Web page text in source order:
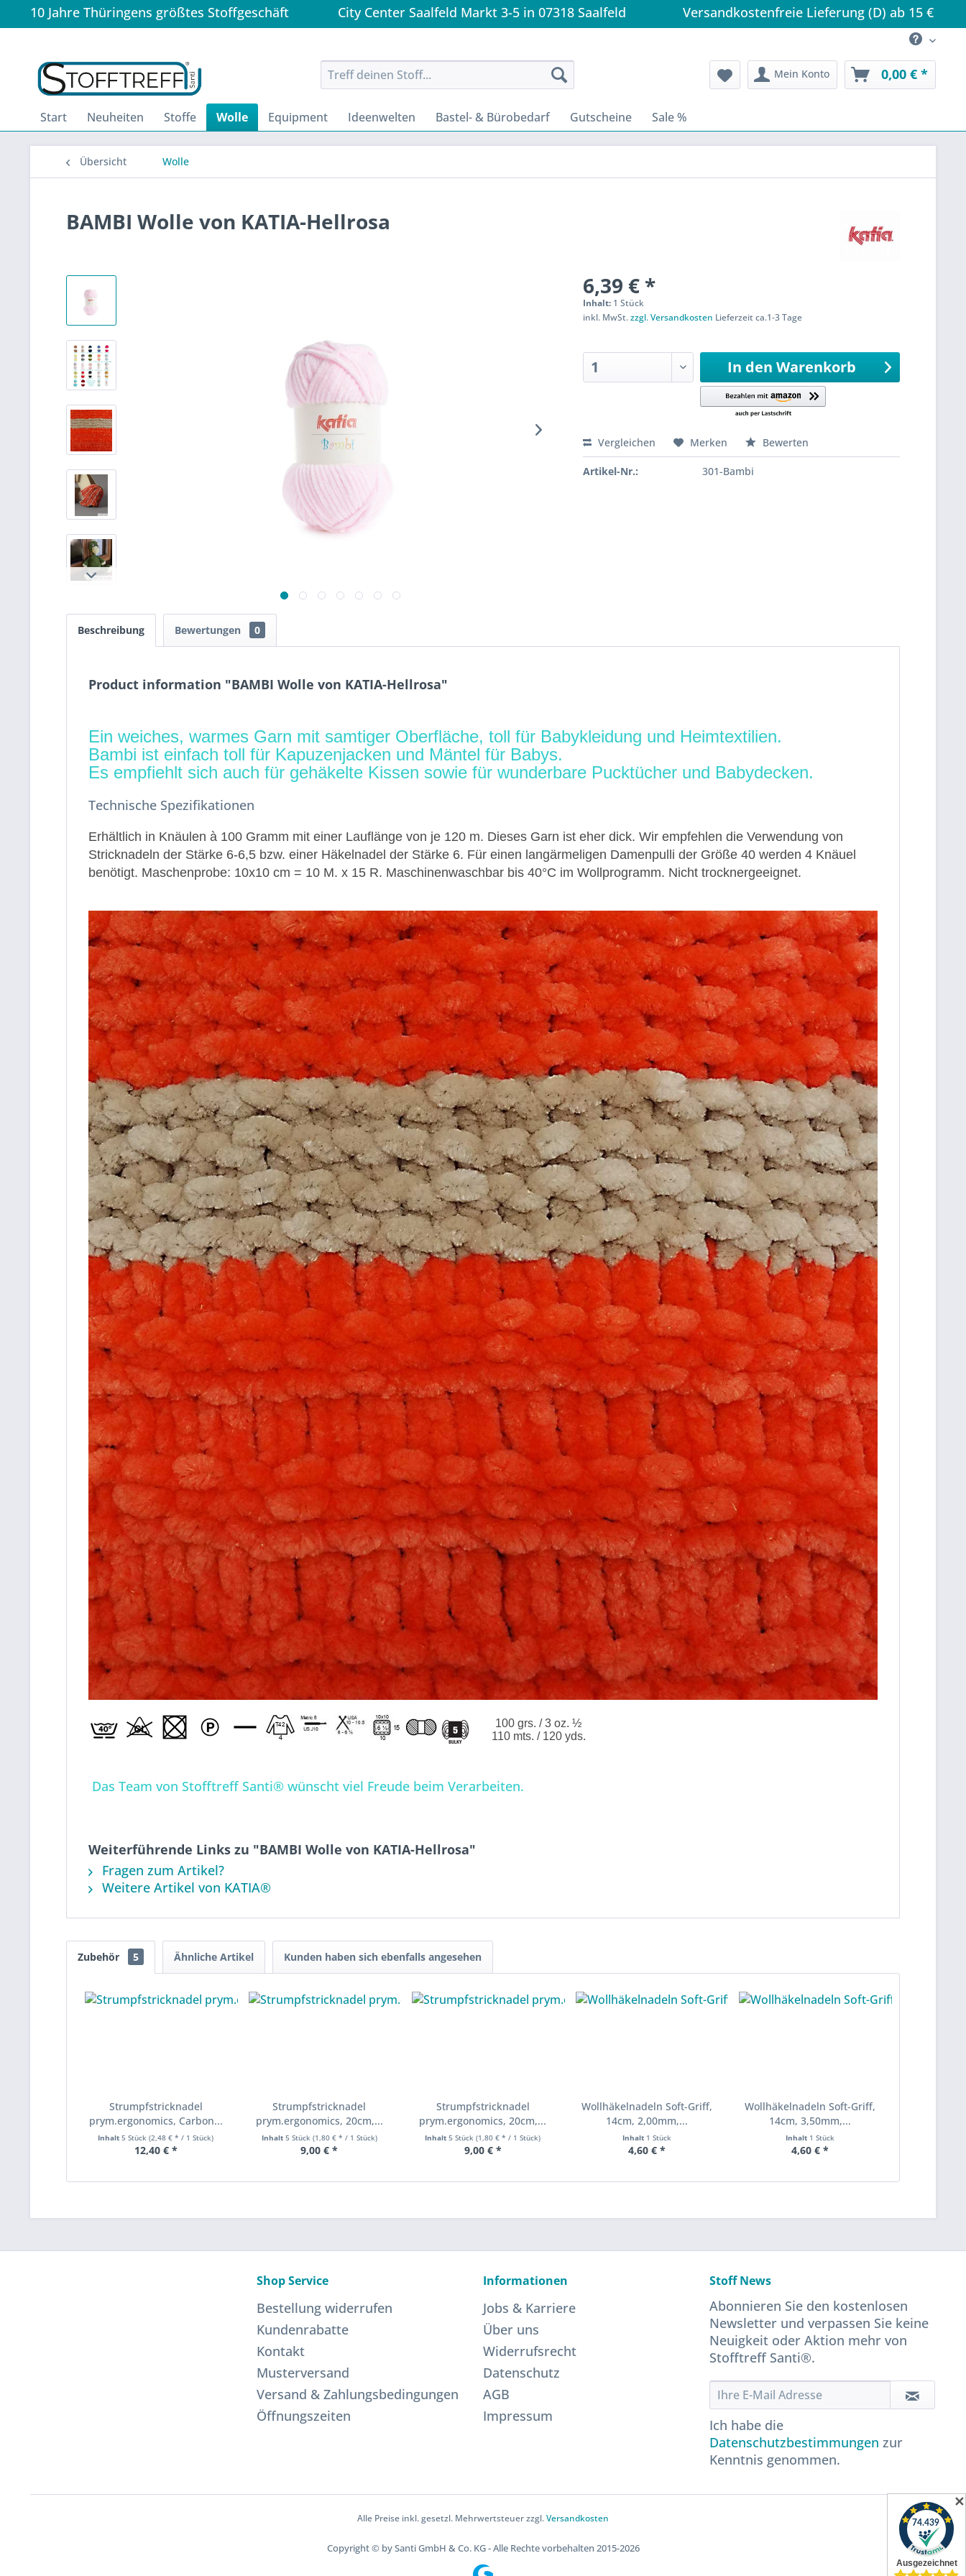
10 Jahre Thüringens größtes Stoffgeschäft City Center Saalfeld Markt 3-5 in 07318 Saalfeld Versandkostenfreie Lieferung (D) ab 15 €
Mein Konto 0,00 € *
Start Neuheiten Stoffe Wolle Equipment Ideenwelten Bastel- & Bürobedarf Gutscheine Sale %
Übersicht Wolle
BAMBI Wolle von KATIA-Hellrosa
6,39 € *
Inhalt: 1 Stück
inkl. MwSt.zzgl. Versandkosten Lieferzeit ca.1-3 Tage
In den Warenkorb
Vergleichen Merken Bewerten
Artikel-Nr.: 301-Bambi
Beschreibung Bewertungen 0
Product information "BAMBI Wolle von KATIA-Hellrosa"
Ein weiches, warmes Garn mit samtiger Oberfläche, toll für Babykleidung und Heimtextilien.
Bambi ist einfach toll für Kapuzenjacken und Mäntel für Babys.
Es empfiehlt sich auch für gehäkelte Kissen sowie für wunderbare Pucktücher und Babydecken.
Technische Spezifikationen
Erhältlich in Knäulen à 100 Gramm mit einer Lauflänge von je 120 m. Dieses Garn ist eher dick. Wir empfehlen die Verwendung von
Stricknadeln der Stärke 6-6,5 bzw. einer Häkelnadel der Stärke 6. Für einen langärmeligen Damenpulli der Größe 40 werden 4 Knäuel
benötigt. Maschenprobe: 10x10 cm = 10 M. x 15 R. Maschinenwaschbar bis 40°C im Wollprogramm. Nicht trocknergeeignet.
100 grs. / 3 oz. ½
110 mts. / 120 yds.
Das Team von Stofftreff Santi® wünscht viel Freude beim Verarbeiten.
Weiterführende Links zu "BAMBI Wolle von KATIA-Hellrosa"
Fragen zum Artikel?
Weitere Artikel von KATIA®
Zubehör 5 Ähnliche Artikel Kunden haben sich ebenfalls angesehen
Strumpfstricknadel
prym.ergonomics, Carbon...
Inhalt5 Stück(2,48 € * / 1 Stück)
12,40 € *
Strumpfstricknadel
prym.ergonomics, 20cm,...
Inhalt 5 Stück (1,80 € * / 1 Stück)
9,00 € *
Strumpfstricknadel
prym.ergonomics, 20cm,...
Inhalt5 Stück(1,80 € * / 1 Stück)
9,00 € *
Wollhäkelnadeln Soft-Griff,
14cm, 2,00mm,...
Inhalt 1 Stück
4,60 € *
Wollhäkelnadeln Soft-Griff,
14cm, 3,50mm,...
Inhalt 1 Stück
4,60 € *
Shop Service
Bestellung widerrufen
Kundenrabatte
Kontakt
Musterversand
Versand & Zahlungsbedingungen
Öffnungszeiten
Informationen
Jobs & Karriere
Über uns
Widerrufsrecht
Datenschutz
AGB
Impressum
Stoff News
Abonnieren Sie den kostenlosen
Newsletter und verpassen Sie keine
Neuigkeit oder Aktion mehr von
Stofftreff Santi®.
Ich habe die
Datenschutzbestimmungen zur
Kenntnis genommen.
Alle Preise inkl. gesetzl. Mehrwertsteuer zzgl.Versandkosten
Copyright © by Santi GmbH & Co. KG - Alle Rechte vorbehalten 2015-2026
✕